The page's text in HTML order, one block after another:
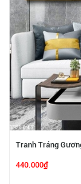
Tranh Tráng
440.000₫